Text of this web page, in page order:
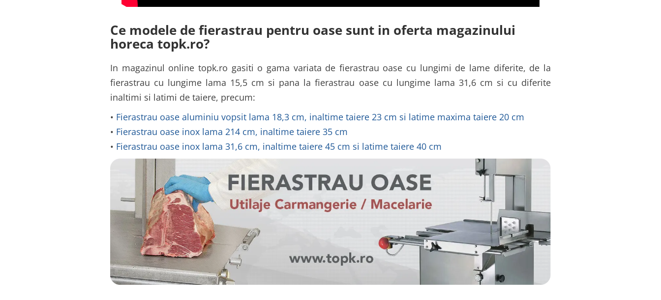
Ce modele de fierastrau pentru oase sunt in oferta magazinului
horeca topk.ro?
In magazinul online topk.ro gasiti o gama variata de fierastrau oase cu lungimi de lame diferite, de la
fierastrau cu lungime lama 15,5 cm si pana la fierastrau oase cu lungime lama 31,6 cm si cu diferite
inaltimi si latimi de taiere, precum:
• Fierastrau oase aluminiu vopsit lama 18,3 cm, inaltime taiere 23 cm si latime maxima taiere 20 cm
• Fierastrau oase inox lama 214 cm, inaltime taiere 35 cm
• Fierastrau oase inox lama 31,6 cm, inaltime taiere 45 cm si latime taiere 40 cm